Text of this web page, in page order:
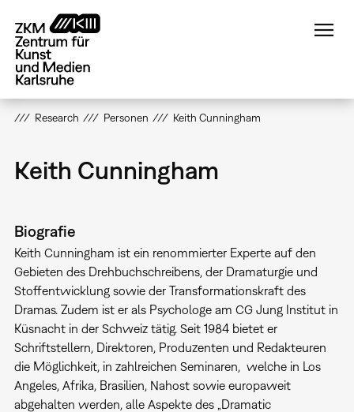
zum
Inhalt
Research Personen Keith Cunningham
Keith Cunningham
Biografie
Keith Cunningham ist ein renommierter Experte auf den
Gebieten des Drehbuchschreibens, der Dramaturgie und
Stoffentwicklung sowie der Transformationskraft des
Dramas. Zudem ist er als Psychologe am CG Jung Institut in
Küsnacht in der Schweiz tätig. Seit 1984 bietet er
Schriftstellern, Direktoren, Produzenten und Redakteuren
die Möglichkeit, in zahlreichen Seminaren, welche in Los
Angeles, Afrika, Brasilien, Nahost sowie europaweit
abgehalten werden, alle Aspekte des „Dramatic